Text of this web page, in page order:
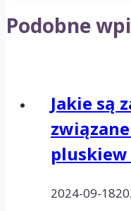
Podobne
Jakie są
pluskiew
2024-09-18